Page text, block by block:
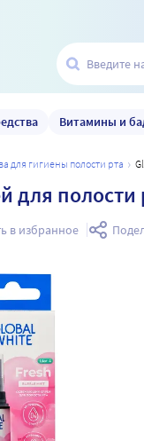
Витамины и
для гигиены полости рта
для
в избранное